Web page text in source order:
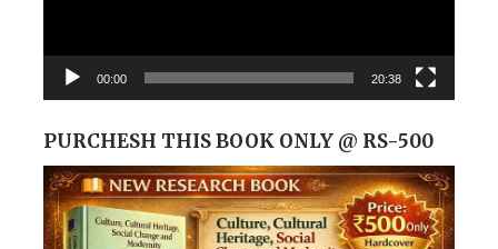
00:00 20:38
PURCHESH THIS BOOK ONLY @ RS-500